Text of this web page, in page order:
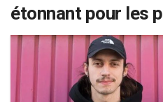
étonnant pour les